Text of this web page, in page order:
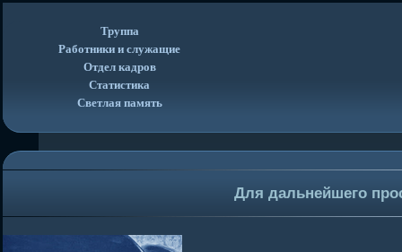
Труппа
Работники и служащие
Отдел кадров
Статистика
Светлая память
Для дальнейшего